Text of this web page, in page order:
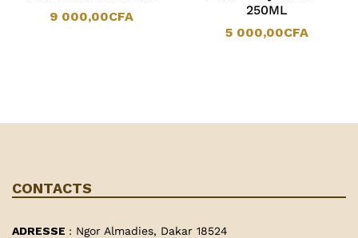
9 000,00CFA
250ML
5 000,00CFA
CONTACTS
ADRESSE : Ngor Almadies, Dakar 18524